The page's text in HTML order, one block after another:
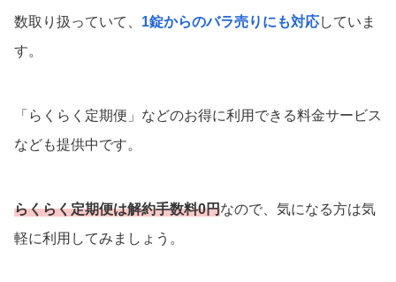
数取り扱っていて、 1錠からのバラ売りにも対応していま
す。
「らくらく定期便」などのお得に利用できる料金サービス
なども提供中です。
らくらく定期便は解約手数料0円なので、気になる方は気
軽に利用してみましょう。